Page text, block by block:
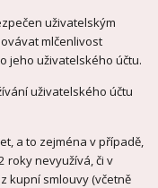
uživatelským
mlčenlivost
jeho uživatelského účtu.
uživatelského účtu
a to zejména v případě,
roky nevyužívá, či v
kupní smlouvy (včetně